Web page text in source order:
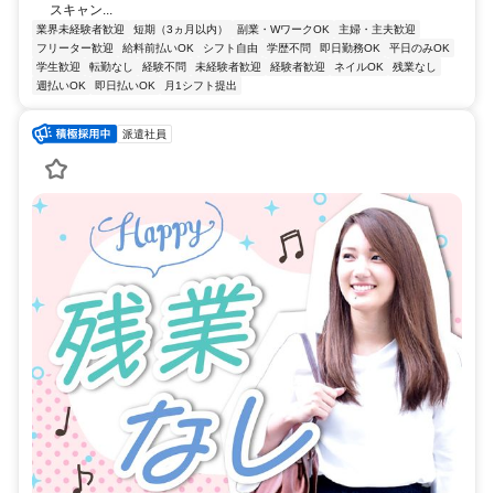
スキャン...
業界未経験者歓迎 短期（3ヵ月以内） 副業・WワークOK
主婦・主夫歓迎
フリーター歓迎
給料前払いOK シフト自由 学歴不問 即日勤務OK
平日のみOK
学生歓迎
転勤なし 経験不問 未経験者歓迎 経験者歓迎 ネイルOK
残業なし
週払いOK
即日払いOK 月1シフト提出
派遣社員